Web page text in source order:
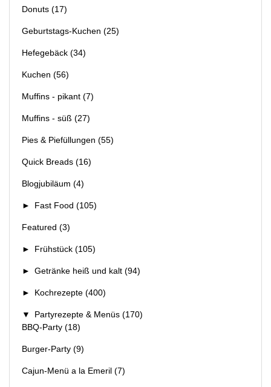
Donuts (17)
Geburtstags-Kuchen (25)
Hefegebäck (34)
Kuchen (56)
Muffins - pikant (7)
Muffins - süß (27)
Pies & Piefüllungen (55)
Quick Breads (16)
Blogjubiläum (4)
► Fast Food (105)
Featured (3)
► Frühstück (105)
► Getränke heiß und kalt (94)
► Kochrezepte (400)
▼ Partyrezepte & Menüs (170)
BBQ-Party (18)
Burger-Party (9)
Cajun-Menü a la Emeril (7)